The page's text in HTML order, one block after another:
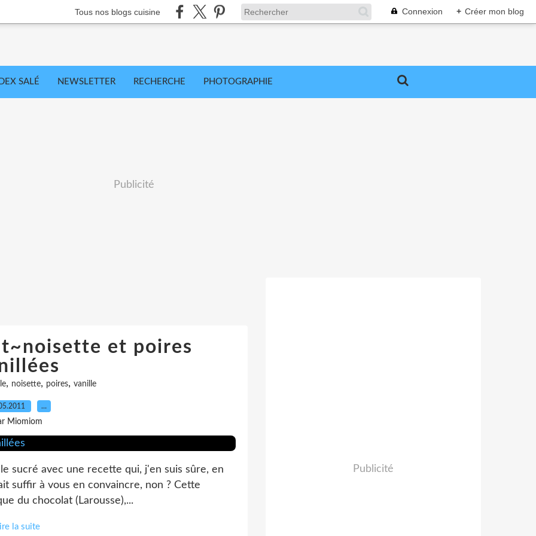
Tous nos blogs cuisine Connexion + Créer mon blog
SALÉ NEWSLETTER RECHERCHE PHOTOGRAPHIE
Publicité
et poires
, noisette, poires, vanille
…
Miomiom
sucré avec une recette qui, j'en suis sûre, en
suffir à vous en convaincre, non ? Cette
du chocolat (Larousse),...
la suite
Publicité